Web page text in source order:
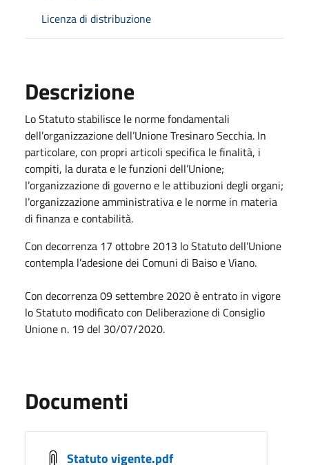
Licenza di distribuzione
Descrizione
Lo Statuto stabilisce le norme fondamentali
dell’organizzazione dell’Unione Tresinaro Secchia. In
particolare, con propri articoli specifica le finalità, i
compiti, la durata e le funzioni dell’Unione;
l’organizzazione di governo e le attibuzioni degli organi;
l’organizzazione amministrativa e le norme in materia
di finanza e contabilità.
Con decorrenza 17 ottobre 2013 lo Statuto dell’Unione
contempla l’adesione dei Comuni di Baiso e Viano.
Con decorrenza 09 settembre 2020 è entrato in vigore
lo Statuto modificato con Deliberazione di Consiglio
Unione n. 19 del 30/07/2020.
Documenti
Statuto vigente.pdf